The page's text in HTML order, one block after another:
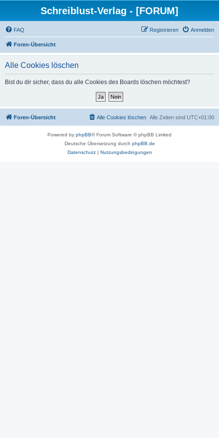
Schreiblust-Verlag - [FORUM]
FAQ Anmelden
Registrieren
Foren-Übersicht
Alle Cookies löschen
Bist du dir sicher, dass du alle Cookies des Boards löschen möchtest?
Foren-Übersicht Alle Zeiten sind UTC+01:00
Alle Cookies löschen
Powered by phpBB® Forum Software © phpBB Limited
Deutsche Übersetzung durch phpBB.de
Datenschutz| Nutzungsbedingungen